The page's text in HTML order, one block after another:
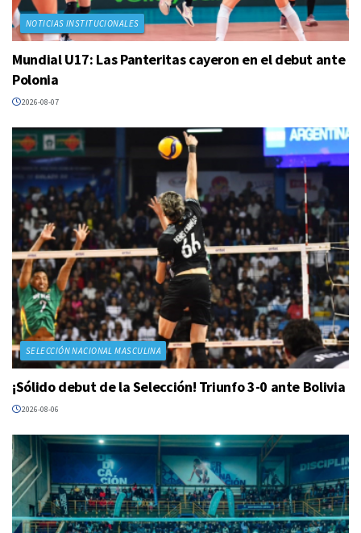
NOTICIAS INSTITUCIONALES
Mundial U17: Las Panteritas cayeron en el debut ante
Polonia
2026-08-07
SELECCIÓN NACIONAL MASCULINA
¡Sólido debut de la Selección! Triunfo 3-0 ante Bolivia
2026-08-06